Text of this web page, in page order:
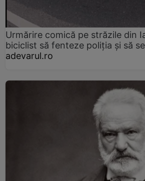
Urmărire comică pe străzile din
biciclist să fenteze poliția și să
adevarul.ro